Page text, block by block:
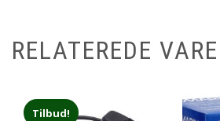
RELATEREDE
Tilbud!